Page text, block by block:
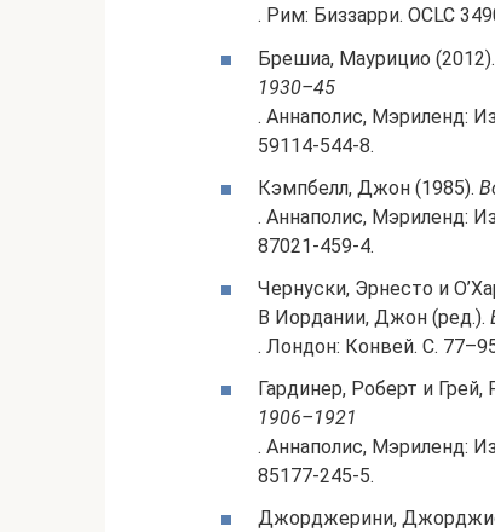
. Рим: Биззарри. OCLC
Брешиа, Маурицио (2012).
1930–45
. Аннаполис, Мэриленд:
59114-544-8.
Кэмпбелл, Джон (1985).
. Аннаполис, Мэриленд:
87021-459-4.
Чернуски, Эрнесто и
В Иордании, Джон (ред.).
. Лондон: Конвей. С.
Гардинер, Роберт и Грей,
1906–1921
. Аннаполис, Мэриленд:
85177-245-5.
Джорджерини, Джорджио